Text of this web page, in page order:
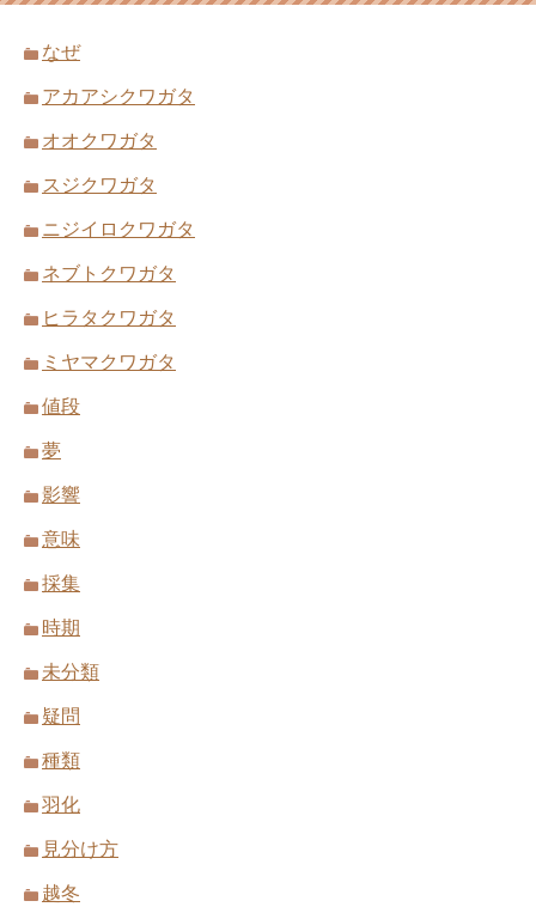
なぜ
アカアシクワガタ
オオクワガタ
スジクワガタ
ニジイロクワガタ
ネブトクワガタ
ヒラタクワガタ
ミヤマクワガタ
値段
夢
影響
意味
採集
時期
未分類
疑問
種類
羽化
見分け方
越冬